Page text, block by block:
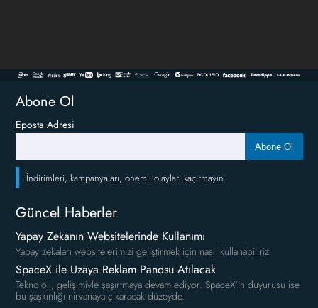
Abone Ol
Eposta Adresi
Abone Ol
İndirimleri, kampanyaları, önemli olayları kaçırmayın.
Güncel Haberler
Yapay Zekanın Websitelerinde Kullanımı
Yapay zekaları websitelerimizi geliştirmek için nasıl kullanabiliriz
SpaceX ile Uzaya Reklam Panosu Atılacak
Teknoloji, gelişimiyle şaşırtmaya devam ediyor. SpaceX'in duyurusu ise
bu şaşkınlığı nirvanaya çıkaracak düzeyde.